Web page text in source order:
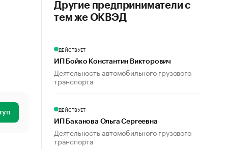
Другие предприниматели с
тем же ОКВЭД
ДЕЙСТВУЕТ
ИП Бойко Константин Викторович
Деятельность автомобильного грузового
транспорта
ДЕЙСТВУЕТ
ИП Баканова Ольга Сергеевна
Деятельность автомобильного грузового
транспорта